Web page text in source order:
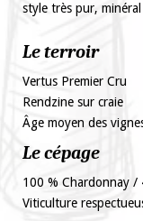
style très pur,
Le terroir
Vertus Premier Cru
Rendzine sur craie
Âge moyen des
Le cépage
100 % Chardonnay /
Viticulture